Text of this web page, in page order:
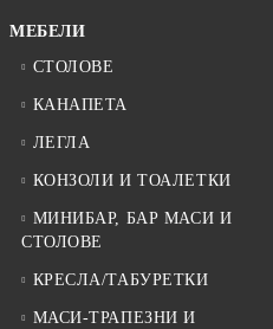
МЕБЕЛИ
СТОЛОВЕ
КАНАПЕТА
ЛЕГЛА
КОНЗОЛИ И ТОАЛЕТКИ
МИНИБАР, БАР МАСИ И
СТОЛОВЕ
КРЕСЛА/ТАБУРЕТКИ
МАСИ-ТРАПЕЗНИ И